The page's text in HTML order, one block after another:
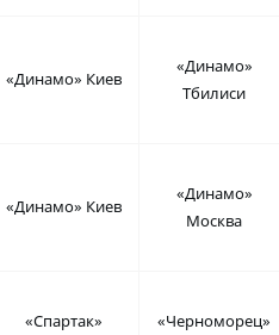
«Динамо» Киев
«Динамо»
Тбилиси
«Динамо» Киев
«Динамо»
Москва
«Спартак»
«Черноморец»